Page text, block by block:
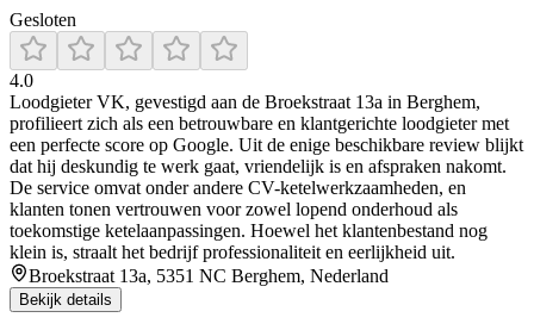
Gesloten
4.0
Loodgieter VK, gevestigd aan de Broekstraat 13a in Berghem,
profilieert zich als een betrouwbare en klantgerichte loodgieter met
een perfecte score op Google. Uit de enige beschikbare review blijkt
dat hij deskundig te werk gaat, vriendelijk is en afspraken nakomt.
De service omvat onder andere CV-ketelwerkzaamheden, en
klanten tonen vertrouwen voor zowel lopend onderhoud als
toekomstige ketelaanpassingen. Hoewel het klantenbestand nog
klein is, straalt het bedrijf professionaliteit en eerlijkheid uit.
Broekstraat 13a, 5351 NC Berghem, Nederland
Bekijk details